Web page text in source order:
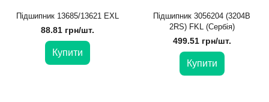
Підшипник 13685/13621 EXL
88.81 грн/шт.
Купити
Підшипник 3056204 (3204B
2RS) FKL (Сербія)
499.51 грн/шт.
Купити